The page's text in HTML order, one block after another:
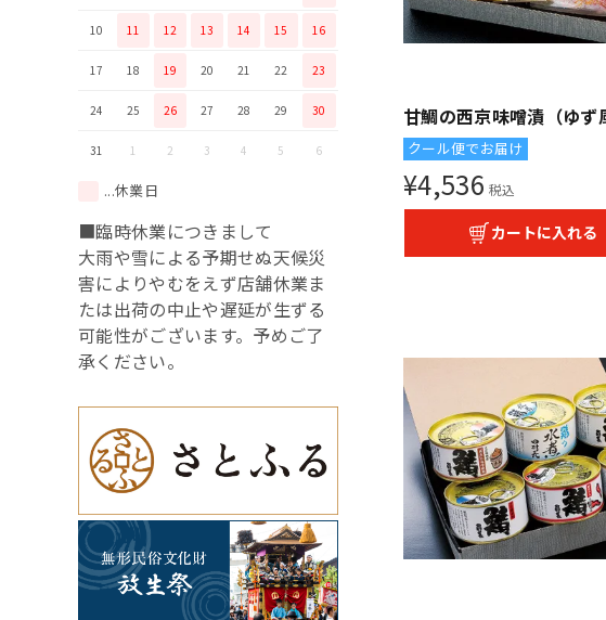
10 11 12 13 14 15 16
17 18 19 20 21 22 23
24 25 26 27 28 29 30
31 1 2 3 4 5 6
...休業日
■臨時休業につきまして
大雨や雪による予期せぬ天候災
害によりやむをえず店舗休業ま
たは出荷の中止や遅延が生ずる
可能性がございます。予めご了
承ください。
甘鯛の西京味噌漬（ゆず
クール便でお届け
¥4,536 税込
カートに入れる